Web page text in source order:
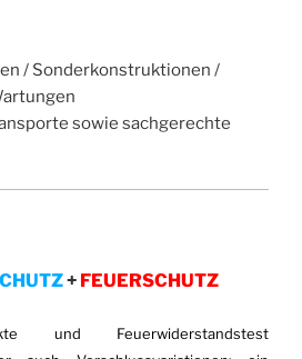
/ Sonderkonstruktionen /
sowie sachgerechte
+ FEUERSCHUTZ
und Feuerwiderstandstest